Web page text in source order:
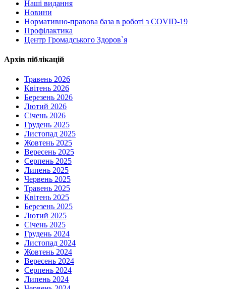
Наші видання
Новини
Нормативно-правова база в роботі з COVID-19
Профілактика
Центр Громадського Здоров`я
Архів піблікацій
Травень 2026
Квітень 2026
Березень 2026
Лютий 2026
Січень 2026
Грудень 2025
Листопад 2025
Жовтень 2025
Вересень 2025
Серпень 2025
Липень 2025
Червень 2025
Травень 2025
Квітень 2025
Березень 2025
Лютий 2025
Січень 2025
Грудень 2024
Листопад 2024
Жовтень 2024
Вересень 2024
Серпень 2024
Липень 2024